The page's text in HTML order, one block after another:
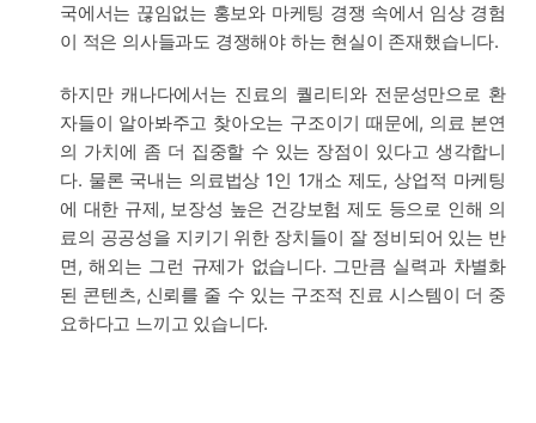
국에서는 끊임없는 홍보와 마케팅 경쟁 속에서 임상 경험
이 적은 의사들과도 경쟁해야 하는 현실이 존재했습니다.
하지만 캐나다에서는 진료의 퀄리티와 전문성만으로 환
자들이 알아봐주고 찾아오는 구조이기 때문에, 의료 본연
의 가치에 좀 더 집중할 수 있는 장점이 있다고 생각합니
다. 물론 국내는 의료법상 1인 1개소 제도, 상업적 마케팅
에 대한 규제, 보장성 높은 건강보험 제도 등으로 인해 의
료의 공공성을 지키기 위한 장치들이 잘 정비되어 있는 반
면, 해외는 그런 규제가 없습니다. 그만큼 실력과 차별화
된 콘텐츠, 신뢰를 줄 수 있는 구조적 진료 시스템이 더 중
요하다고 느끼고 있습니다.